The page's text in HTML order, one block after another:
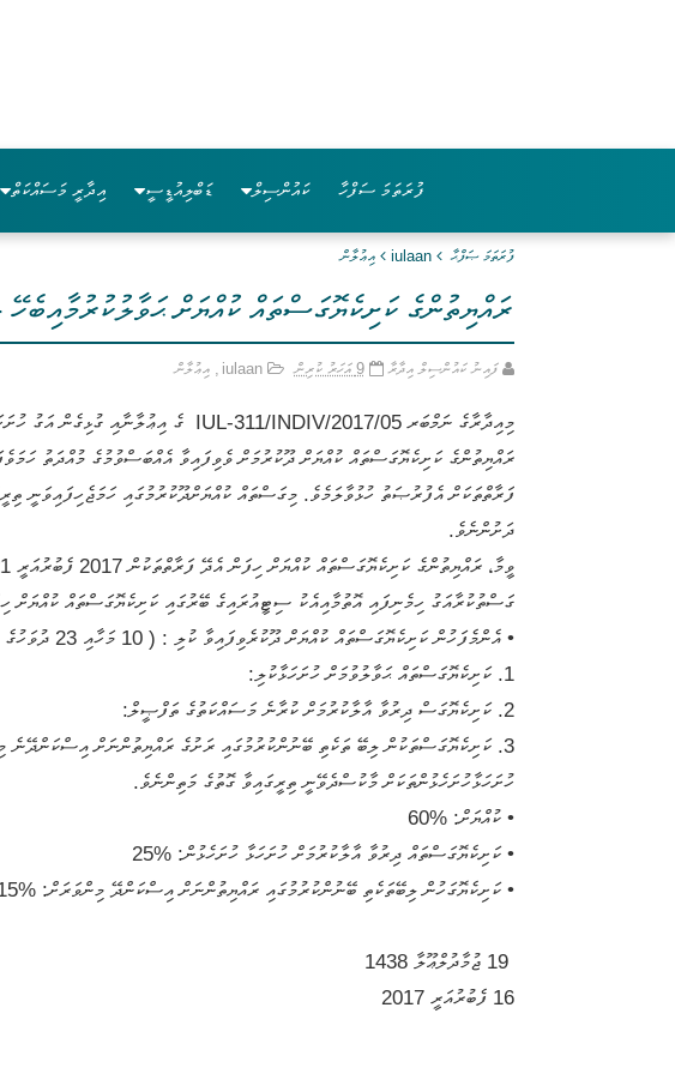
ފުރަތަމަ ސަފްހާ ކައުންސިލް ޑަބްލިއުޑީސީ އިދާރީ މަސައްކަތް
ފުރަތަމަ ޞަފްޙާ iulaan އިޢުލާން
ރައްޔިތުންގެ ކަށިކެޔޮގަސްތައް ކުއްޔަށް
ފައިނު ކައުންސިލް އިދާރާ 9 އަހަރު ކުރިން iulaan
,އިޢުލާން
މިއިދާރާގެ ނަމްބަރ IUL-311/INDIV/2017/05 ގެ އިޢުލާނާއި ގުޅިގެން އަގު ހުށަހަޅާފައިވަނީ އެންމެ ފަރާތަކުން ކަމަށްވާތީ އެއިޢުލާނު ބާޠިލްކޮށް އަލުން އެފުރުޞަތު ހުޅުވާލަމެވެ.
ފަރާތްތަކަށް އެފުރުޞަތު ހުޅުވާލަމެވެ. މިގަސްތައް ކުއްޔަށްދޫކުރުމުގައި ހަމަޖެހިފައިވަނީ
ދަށުންނެވެ.
ގަސްތުކުރާއަގު ހިމެނިފައި އޮތުމާއިއެކު ސިޓީއުރައިގެ ބޭރުގައި ކަށިކެޔޮގަސްތައް ކުއްޔަށް
• އެންމެފަހުން ކަށިކެޔޮގަސްތައް ކުއްޔަށް ދޫކުރެވިފައިވާ ކުލި : ( 10 މަހާއި 23 ދުވަހުގެ ކުލި ) -/489.39 ރުފިޔާ
1.
ކަށިކެޔޮގަސްތައް ޙަވާލުވުމަށް ހުށަހަޅާކުލި:
2. ކަށިކެޔޮގަސް ދިރުވާ އާލާކުރުމަށް ކުރާނެ މަސައްކަތުގެ ތަފްޞީލް:
3. ކަށިކެޔޮގަސްތަކުން ލިބޭ ތަކެތި ބޭނުންކުރުމުގައި ރަށުގެ ރައްޔިތުންނަށް އިސްކަންދޭނެ
ހުށަހަޅާހުށަހެޅުންތަކަށް މާކުސްދެވޭނީ ތިރީގައިވާ ގޮތުގެ މަތިންނެވެ.
• ކުއްޔަށް: %60
• ކަށިކެޔޮގަސްތައް ދިރުވާ އާލާކުރުމަށް ހުށަހަޅާ ހުށަހެޅުން: %25
• ކަށިކެޔޮގަހުން ލިބޭތަކެތި ބޭނުންކުރުމުގައި ރައްޔިތުންނަށް އިސްކަންދޭ މިންވަރަށް: %15
19 ޖުމާދުލްޢޫލާ 1438
16 ފެބުރުއަރީ 2017